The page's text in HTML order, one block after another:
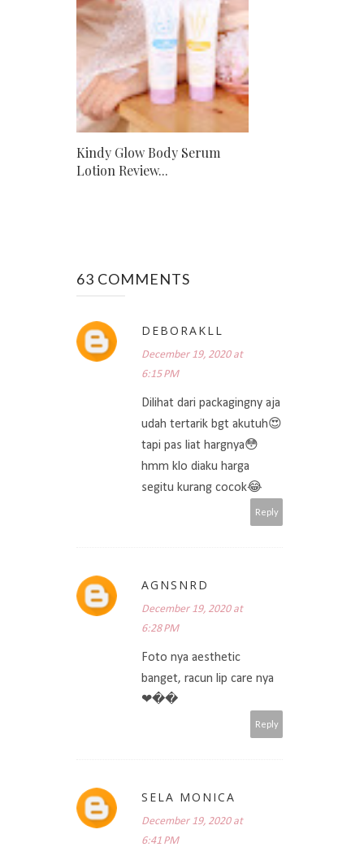
Kindy Glow Body Serum
Lotion Review...
63 COMMENTS
DEBORAKLL
December 19, 2020 at
6:15 PM
Dilihat dari packagingny aja
udah tertarik bgt akutuh😍
tapi pas liat hargnya😳
hmm klo diaku harga
segitu kurang cocok😂
Reply
AGNSNRD
December 19, 2020 at
6:28 PM
Foto nya aesthetic
banget, racun lip care nya
❤��
Reply
SELA MONICA
December 19, 2020 at
6:41 PM